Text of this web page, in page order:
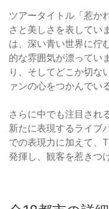
ツアータイトル「惹か
さと美しさを表してい
は、深い青い世界に佇
的な雰囲気が漂ってい
り、そしてどこか切な
ァンの心をつかんでい
さらに中でも注目され
新たに表現するライブ
での表現力に加えて、
発揮し、観客を惹きつ